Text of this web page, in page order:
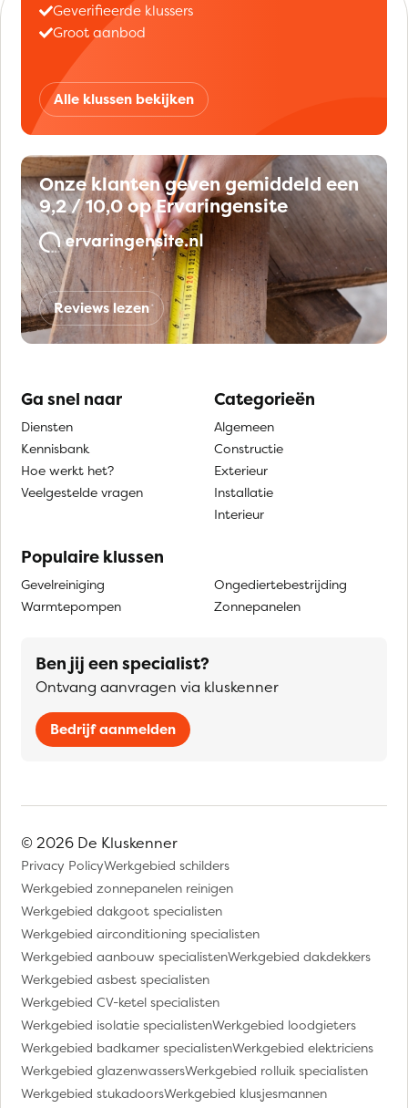
Geverifieerde klussers
Groot aanbod
Alle klussen bekijken
Onze klanten geven gemiddeld een
9,2 / 10,0 op Ervaringensite
Reviews lezen
Ga snel naar
Diensten
Kennisbank
Hoe werkt het?
Veelgestelde vragen
Categorieën
Algemeen
Constructie
Exterieur
Installatie
Interieur
Populaire klussen
Gevelreiniging
Warmtepompen
Ongediertebestrijding
Zonnepanelen
Ben jij een specialist?
Ontvang aanvragen via kluskenner
Bedrijf aanmelden
© 2026 De Kluskenner
Privacy PolicyWerkgebied schilders
Werkgebied zonnepanelen reinigen
Werkgebied dakgoot specialisten
Werkgebied airconditioning specialisten
Werkgebied aanbouw specialistenWerkgebied dakdekkers
Werkgebied asbest specialisten
Werkgebied CV-ketel specialisten
Werkgebied isolatie specialistenWerkgebied loodgieters
Werkgebied badkamer specialistenWerkgebied elektriciens
Werkgebied glazenwassersWerkgebied rolluik specialisten
Werkgebied stukadoorsWerkgebied klusjesmannen